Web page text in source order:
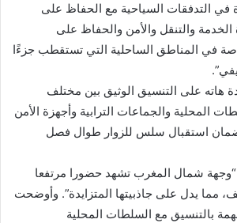
في التدفقات السياحية مع الحفاظ على
والتنقل والأمن والحفاظ على
في المناطق الساحلية التي تستقطب جزءًا
هاته على التنسيق الوثيق بين مختلف
المحلية والجماعات الترابية وأجهزة الأمن
استقبال سلس للزوار طوال فصل
“وجهة شمال المغرب تشهد حضورا مرتفعا
مما يدل على جاذبيتها المتزايدة”. وأوضحت
بالتنسيق مع السلطات المحلية